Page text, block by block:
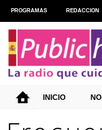
PROGRAMAS REDACCION
INICIO